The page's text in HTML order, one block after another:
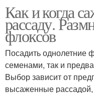
Как и когда
рассаду.
флоксов
Посадить однолетние
семенами, так и
Выбор зависит от
высаженные